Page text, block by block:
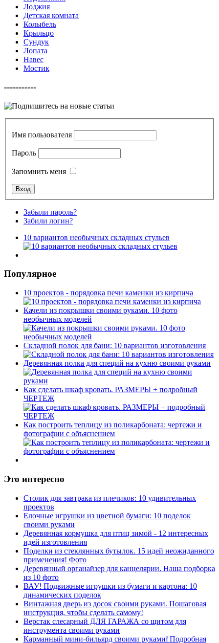
Лоджия
Детская комната
Колыбель
Крыльцо
Сундук
Лопата
Навес
Мостик
-----------
Имя пользователя
Пароль
Запомнить меня
Забыли пароль?
Забили логин?
10 вариантов необычных складных стульев
Популярное
10 проектов - порядовка печи каменки из кирпича
Качели из покрышки своими руками. 10 фото
необычных моделей
Складной полок для бани: 10 вариантов изготовления
Деревянная полка для специй на кухню своими руками
Как сделать шкаф кровать. РАЗМЕРЫ + подробный
ЧЕРТЕЖ
Как построить теплицу из поликарбоната: чертежи и
фотографии с объяснением
Это интересно
Столик для завтрака из плечиков: 10 удивительных
проектов
Елочные игрушки из цветной бумаги: 10 поделок
своими руками
Деревянная кормушка для птиц зимой - 12 интересных
идей изготовления
Поделки из стеклянных бутылок. 15 идей неожиданного
применения! Фото
Деревянный органайзер для канцелярии. Наша подборка
из 10 фото
ВАУ! Подвижные игрушки из бумаги и картона: 10
динамических поделок
Винтажная дверь из досок своими руками. Пошаговая
инструкция, чтобы сделать самому!
Верстак слесарный ДЛЯ ГАРАЖА со щитом для
инструмента своими руками
Карманный мини-бильярд своими руками❕ Подробная